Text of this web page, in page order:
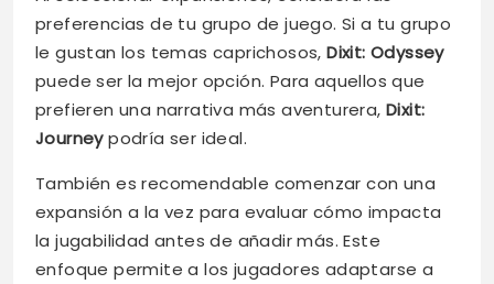
preferencias de tu grupo de juego. Si a tu grupo
le gustan los temas caprichosos,Dixit: Odyssey
puede ser la mejor opción. Para aquellos que
prefieren una narrativa más aventurera, Dixit:
Journeypodría ser ideal.
También es recomendable comenzar con una
expansión a la vez para evaluar cómo impacta
la jugabilidad antes de añadir más. Este
enfoque permite a los jugadores adaptarse a